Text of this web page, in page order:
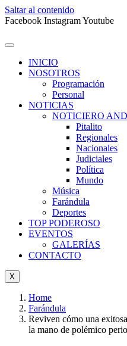
Saltar al contenido
Facebook InstagramYoutube
INICIO
NOSOTROS
Programación
Personal
NOTICIAS
NOTICIERO
Pitalito
Regionales
Nacionales
Judiciales
Política
Mundo
Música
Farándula
Deportes
TOP PODEROSO
EVENTOS
GALERÍAS
CONTACTO
X
Home
Farándula
Reviven cómo una
la mano de polémico